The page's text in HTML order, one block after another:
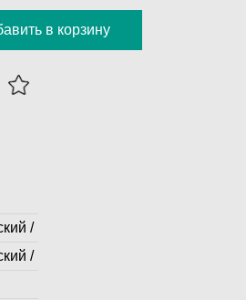
в корзину
/
/